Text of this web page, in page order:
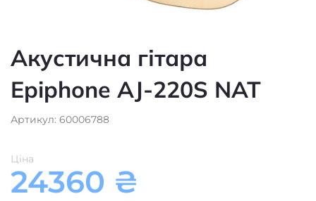
Акустична гітара
Epiphone AJ-220S NAT
Артикул: 60006788
Ціна
24360 ₴